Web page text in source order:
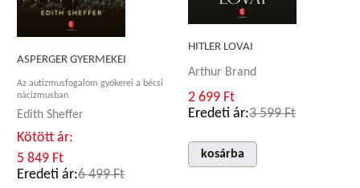
ASPERGER GYERMEKEI
Az autizmusfogalom gyökerei a bécsi
nácizmusban
Edith Sheffer
Kötött ár:
5 849 Ft
Eredeti ár:6 499 Ft
HITLER LOVAI
Arthur Brand
2 699 Ft
Eredeti ár:3 599 Ft
kosárba